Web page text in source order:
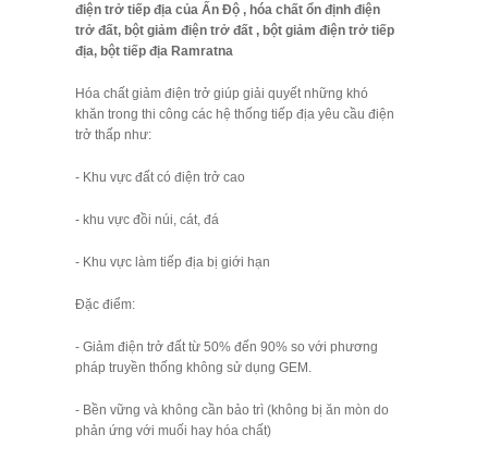
điện trở tiếp địa của Ấn Độ , hóa chất ổn định điện
trở đất, bột giảm điện trở đất , bột giảm điện trở tiếp
địa, bột tiếp địa Ramratna
Hóa chất giảm điện trở giúp giải quyết những khó
khăn trong thi công các hệ thống tiếp địa yêu cầu điện
trở thấp như:
- Khu vực đất có điện trở cao
- khu vực đồi núi, cát, đá
- Khu vực làm tiếp địa bị giới hạn
Đặc điểm:
- Giảm điện trở đất từ 50% đến 90% so với phương
pháp truyền thống không sử dụng GEM.
- Bền vững và không cần bảo trì (không bị ăn mòn do
phản ứng với muối hay hóa chất)